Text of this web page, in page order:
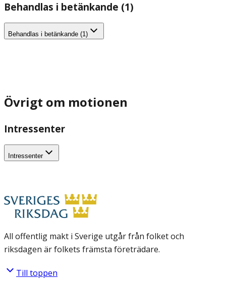
Behandlas i betänkande (1)
Behandlas i betänkande (1)
Övrigt om motionen
Intressenter
Intressenter
All offentlig makt i Sverige utgår från folket och
riksdagen är folkets främsta företrädare.
Till toppen